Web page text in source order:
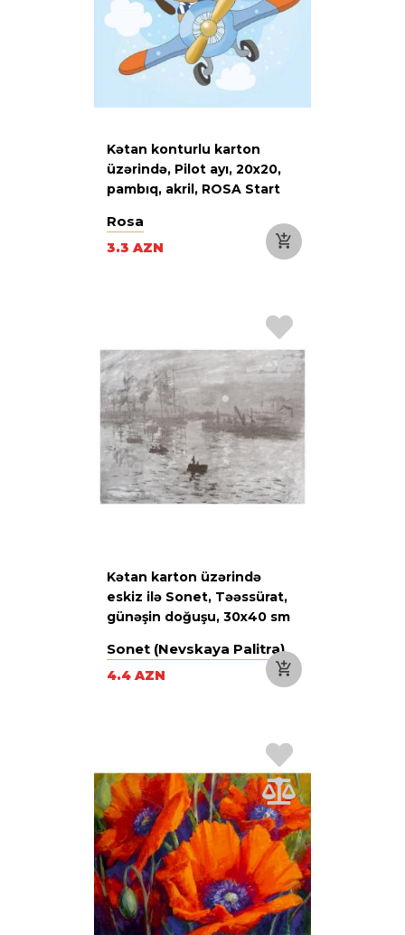
Kətan konturlu karton
üzərində, Pilot ayı, 20х20,
pambıq, akril, ROSA Start
Rosa
3.3 AZN
Kətan karton üzərində
eskiz ilə Sonet, Təəssürat,
günəşin doğuşu, 30х40 sm
Sonet (Nevskaya Palitra)
4.4 AZN